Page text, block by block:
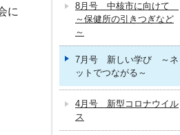
に
8月号 中核市に向けて
～保健所の引きつぎなど
～
7月号 新しい学び ～ネ
ットでつながる～
4月号 新型コロナウイル
ス